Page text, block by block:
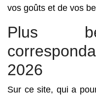
vos goûts et de vos
Plus
2026
Sur ce site, qui a